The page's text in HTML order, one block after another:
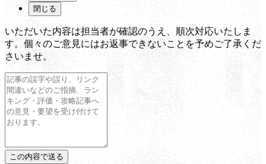
閉じる
いただいた内容は担当者が確認のうえ、順次対応いたしま
す。個々のご意見にはお返事できないことを予めご了承くだ
さいませ。